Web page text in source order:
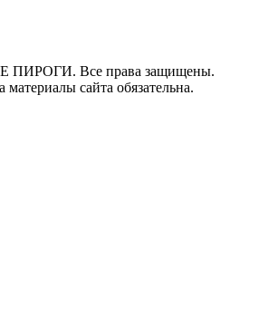
ПИРОГИ. Все права защищены.
сайта обязательна.